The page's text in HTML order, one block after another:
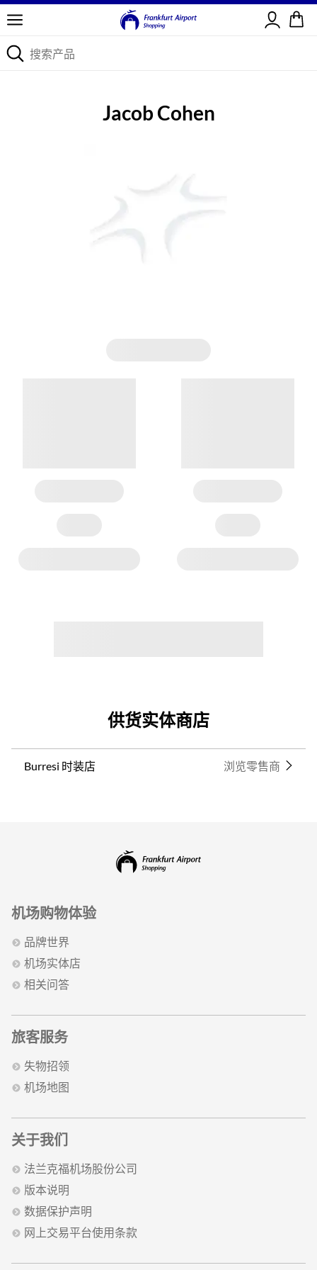
登录
Jacob Cohen
供货实体商店
Burresi 时装店 浏览零售商
机场购物体验
品牌世界
机场实体店
相关问答
旅客服务
失物招领
机场地图
关于我们
法兰克福机场股份公司
版本说明
数据保护声明
网上交易平台使用条款